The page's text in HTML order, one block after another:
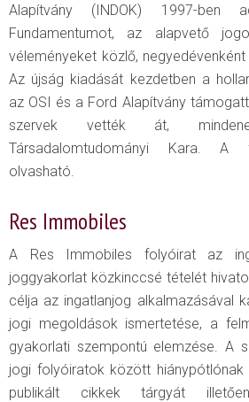
Alapítvány (INDOK) 1997-
Fundamentumot, az alapvető
véleményeket közlő,
Az újság kiadását kezdetben a
az OSI és a Ford Alapítvány
szervek vették át,
Társadalomtudományi Kara. A
olvasható.
Res Immobiles
A Res Immobiles folyóirat az
joggyakorlat közkinccsé tételét
célja az ingatlanjog alkalmazásával
jogi megoldások ismertetése, a
gyakorlati szempontú elemzése. A
jogi folyóiratok között
publikált cikkek tárgyát